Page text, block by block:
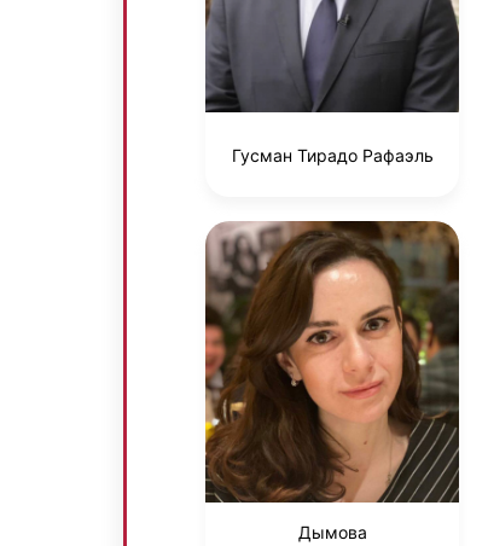
Гусман Тирадо Рафаэль
Дымова